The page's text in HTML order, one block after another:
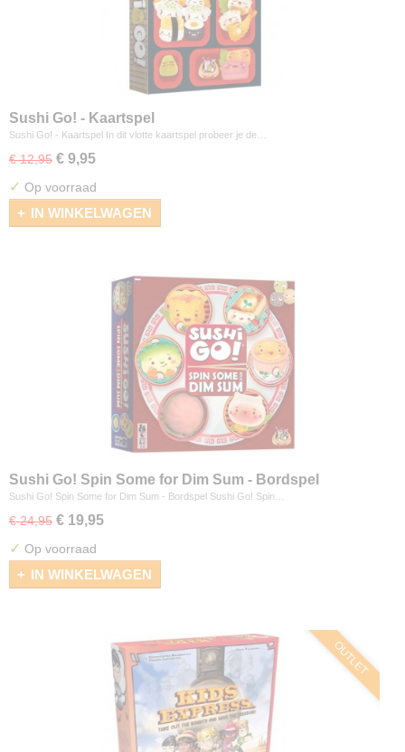
Sushi Go! - Kaartspel
Sushi Go! - Kaartspel In dit vlotte kaartspel probeer je de…
€ 12,95 € 9,95
✓ Op voorraad
IN WINKELWAGEN
Sushi Go! Spin Some for Dim Sum - Bordspel
Sushi Go! Spin Some for Dim Sum - Bordspel Sushi Go! Spin…
€ 24,95 € 19,95
✓ Op voorraad
IN WINKELWAGEN
OUTLET